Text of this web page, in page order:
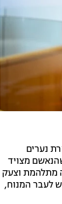
נערים
מצויד
מתלהמת וצעק
לעבר המנוח,